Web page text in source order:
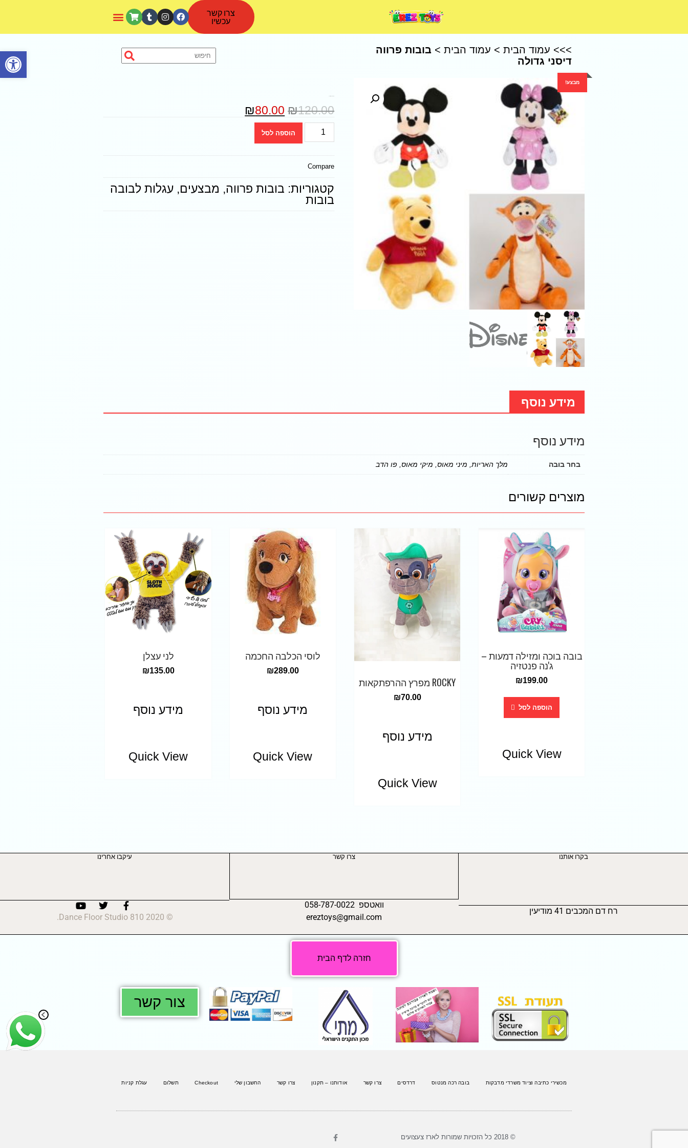
פתח סרגל נגישות
צרו קשר
עכשיו
>>> עמוד הבית > עמוד הבית > בובות פרווה
דיסני גדולה
מבצע!
₪120.00
₪80.00
הוספה לסל
Compare
קטגוריות: בובות פרווה, מבצעים, עגלות לבובה
בובות
מידע נוסף
מידע נוסף
בחר בובה מלך האריות, מיני מאוס, מיקי מאוס, פו הדב
מוצרים קשורים
בובה בוכה ומזילה דמעות –
ג'נה פנטזיה
₪199.00
הוספה לסל
Quick View
ROCKY מפרץ ההרפתקאות
₪70.00
מידע נוסף
Quick View
לוסי הכלבה החכמה
₪289.00
מידע נוסף
Quick View
לני עצלן
₪135.00
מידע נוסף
Quick View
בקרו אותנו
רח דם המכבים 41 מודיעין
צרו קשר
וואטספ 058-787-0022
ereztoys@gmail.com
עיקבו אחרינו
© 2020 810 Dance Floor Studio.
חזרה לדף הבית
צור קשר
מכשירי כתיבה וציוד משרדי מדבקות בובה רכה מנטוס דרדסים צרו קשר אודותנו – תקנון צרו קשר החשבון שלי Checkout תשלום עגלת קניות
© 2018 כל הזכויות שמורות לארז צעצועים